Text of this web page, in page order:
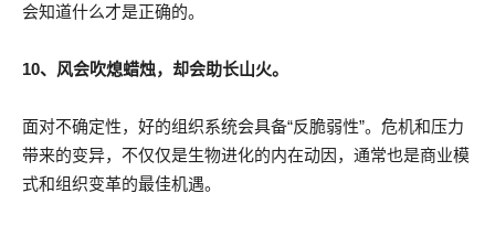
会知道什么才是正确的。
10、风会吹熄蜡烛，却会助长山火。
面对不确定性，好的组织系统会具备“反脆弱性”。危机和压力
带来的变异，不仅仅是生物进化的内在动因，通常也是商业模
式和组织变革的最佳机遇。